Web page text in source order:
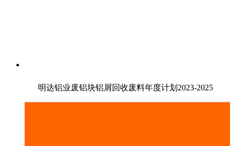
明达铝业废铝块铝屑回收废料年度计划2023-2025